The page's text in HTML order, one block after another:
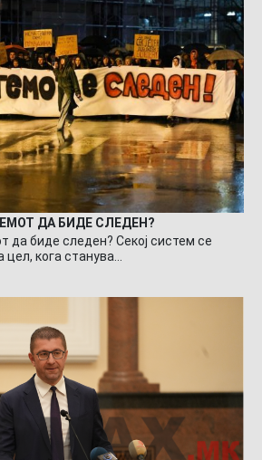
ДА БИДЕ СЛЕДЕН?
да биде следен? Секој систем се
кога станува…